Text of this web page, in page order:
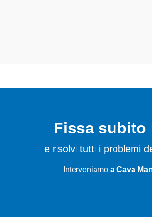
Fissa subito
e risolvi tutti i problemi
Interveniamo a Cava